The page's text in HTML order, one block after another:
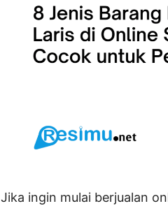
Jika ingin mulai berjualan